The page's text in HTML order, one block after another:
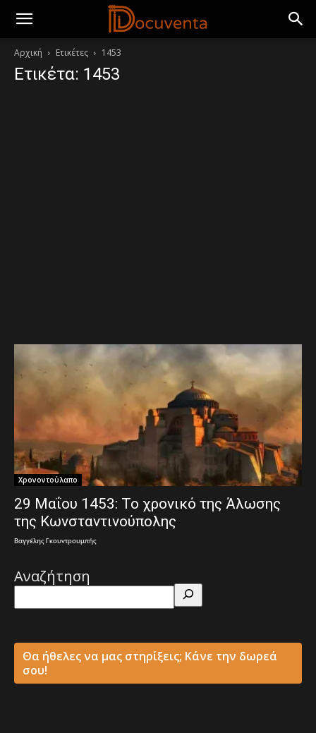
Αρχική Ετικέτες 1453
Ετικέτα: 1453
Χρονοντούλαπο
29 Μαΐου 1453: Το χρονικό της Άλωσης
της Κωνσταντινούπολης
Βαγγέλης Γκουντρουμπής
Αναζήτηση
Θα ήθελες να μας στηρίξεις; Κάνε την δωρεά
σου!